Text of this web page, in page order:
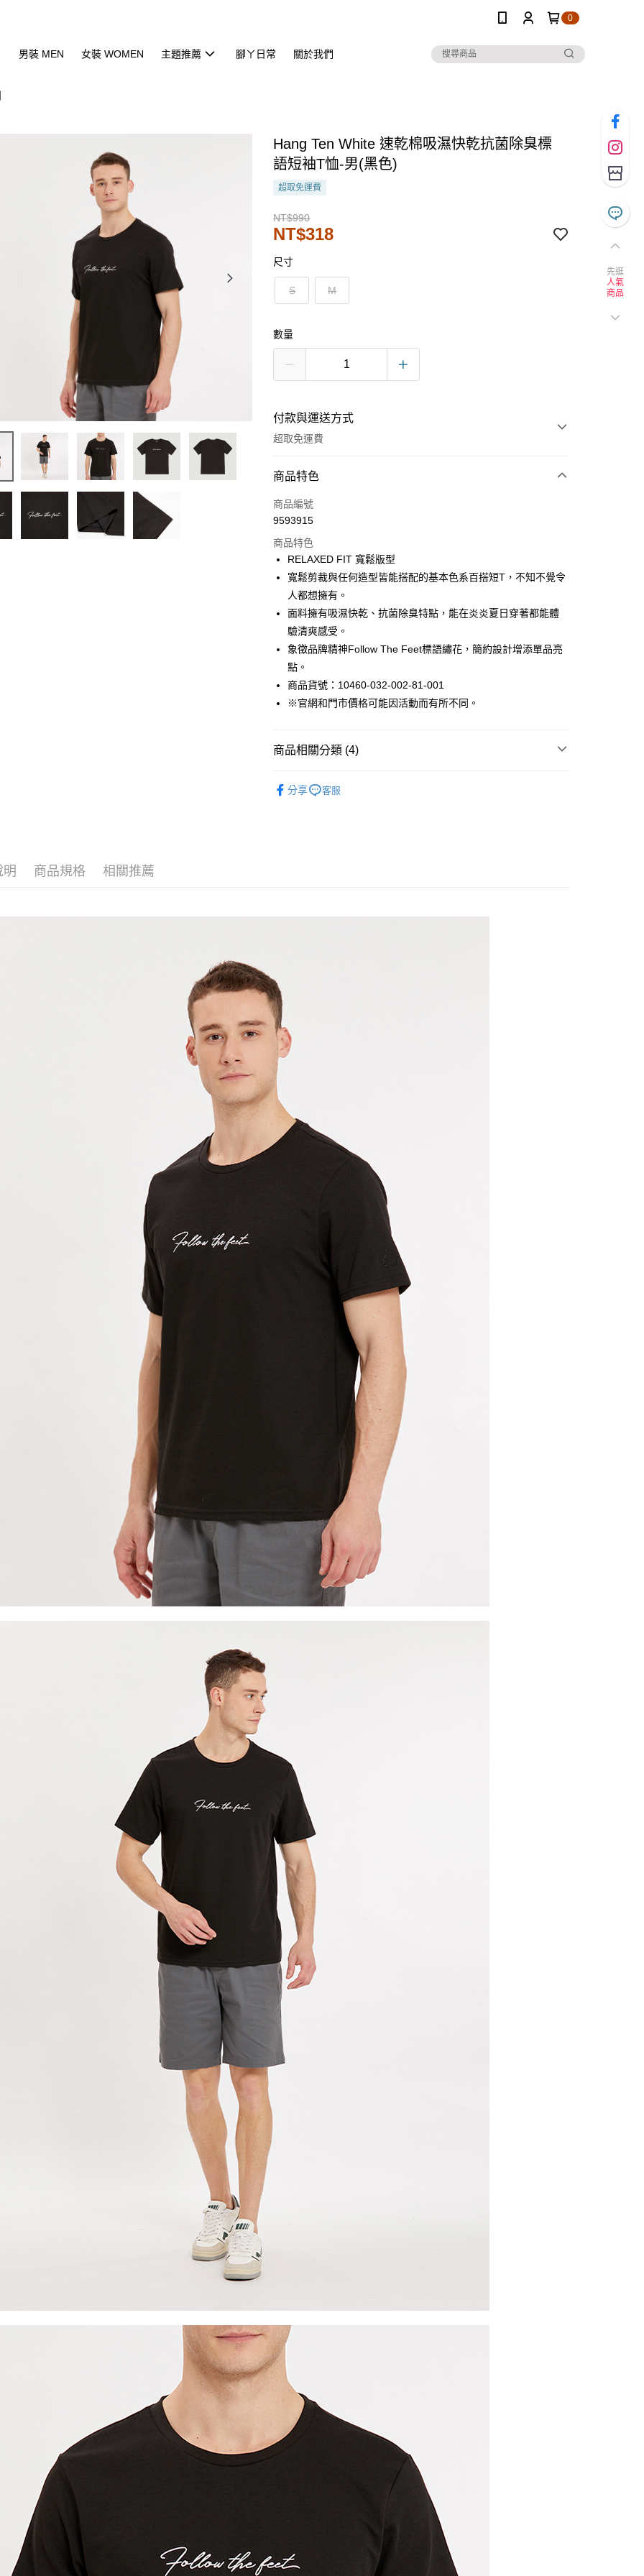
0
男裝 MEN 女裝 WOMEN 主題推薦 腳ㄚ日常 關於我們
Hang Ten White 速乾棉吸濕快乾抗菌除臭標
語短袖T恤-男(黑色)
超取免運費
NT$990
NT$318
尺寸
S M
數量
付款與運送方式
超取免運費
付款方式
信用卡一次付款
Apple Pay
街口支付
悠遊付
Google Pay
貨到付款
運送方式
免運費
免運費
貨到付款
商品特色
商品編號
9593915
商品特色
RELAXED FIT 寬鬆版型
寬鬆剪裁與任何造型皆能搭配的基本色系百搭短T，不知不覺令
人都想擁有。
面料擁有吸濕快乾、抗菌除臭特點，能在炎炎夏日穿著都能體
驗清爽感受。
象徵品牌精神Follow The Feet標語繡花，簡約設計增添單品亮
點。
商品貨號：10460-032-002-81-001
※官網和門市價格可能因活動而有所不同。
商品相關分類 (4)
分享 客服
明 商品規格 相關推薦
先逛
人氣
商品